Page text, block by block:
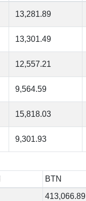
13,281.89
13,301.49
12,557.21
9,564.59
15,818.03
9,301.93
BTN
413,066.89